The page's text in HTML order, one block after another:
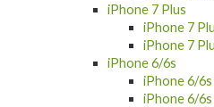
iPhone 7 Plus
iPhone 7
iPhone 7
iPhone 6/6s
iPhone 6/6s
iPhone 6/6s